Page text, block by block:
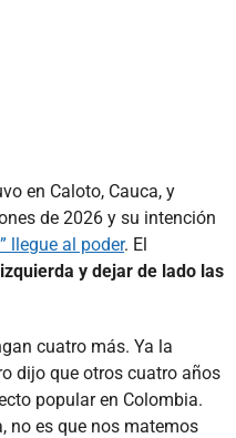
en Caloto, Cauca, y
de 2026 y su intención
llegue al poder. El
y dejar de lado las
cuatro más. Ya la
dijo que otros cuatro años
popular en Colombia.
no es que nos matemos